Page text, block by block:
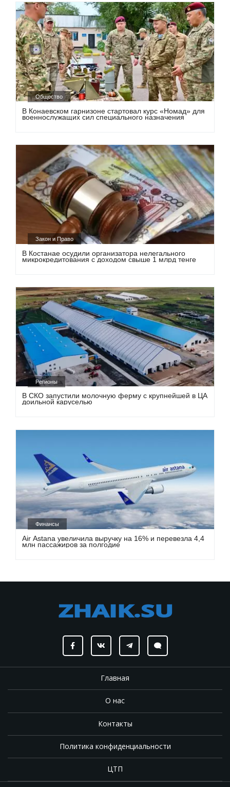
Общество
В Конаевском гарнизоне стартовал курс «Номад» для
военнослужащих сил специального назначения
Закон и Право
В Костанае осудили организатора нелегального
микрокредитования с доходом свыше 1 млрд тенге
Регионы
В СКО запустили молочную ферму с крупнейшей в ЦА
доильной каруселью
Финансы
Air Astana увеличила выручку на 16% и перевезла 4,4
млн пассажиров за полгодие
Главная
О нас
Контакты
Политика конфиденциальности
ЦТП